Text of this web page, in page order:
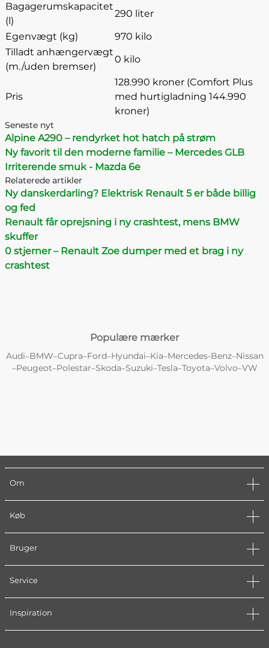
Bagagerumskapacitet
(l)
290 liter
Egenvægt (kg)
970 kilo
Tilladt anhængervægt
(m./uden bremser)
0 kilo
Pris
128.990 kroner (Comfort Plus
med hurtigladning 144.990
kroner)
Seneste nyt
Alpine A290 – rendyrket hot hatch på strøm
Ny favorit til den moderne familie – Mercedes GLB
Irriterende smuk - Mazda 6e
Relaterede artikler
Ny danskerdarling? Elektrisk Renault 5 er både billig
og fed
Renault får oprejsning i ny crashtest, mens BMW
skuffer
0 stjerner – Renault Zoe dumper med et brag i ny
crashtest
Populære mærker
Audi–BMW–Cupra–Ford–Hyundai–Kia–Mercedes-Benz–Nissan
–Peugeot–Polestar–Skoda–Suzuki–Tesla–Toyota–Volvo–VW
Om
Køb
Bruger
Service
Inspiration